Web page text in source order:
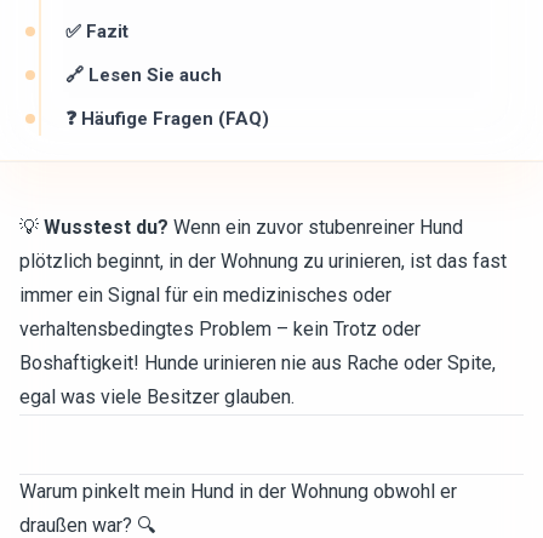
✅ Fazit
🔗 Lesen Sie auch
❓ Häufige Fragen (FAQ)
💡 Wusstest du? Wenn ein zuvor stubenreiner Hund
plötzlich beginnt, in der Wohnung zu urinieren, ist das fast
immer ein Signal für ein medizinisches oder
verhaltensbedingtes Problem – kein Trotz oder
Boshaftigkeit! Hunde urinieren nie aus Rache oder Spite,
egal was viele Besitzer glauben.
Warum pinkelt mein Hund in der Wohnung obwohl er
draußen war? 🔍